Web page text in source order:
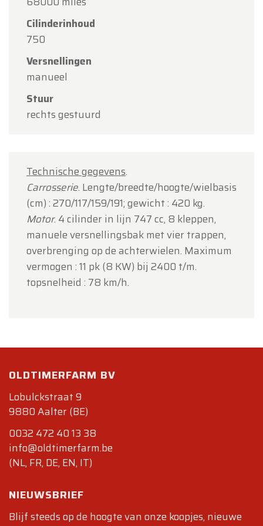
Cilinderinhoud
750
Versnellingen
manueel
Stuur
rechts gestuurd
Technische gegevens.
Carrosserie. Lengte/breedte/hoogte/wielbasis
(cm) : 270/117/159/191; gewicht : 420 kg.
Motor. 4 cilinder in lijn 747 cc, 8 kleppen,
manuele versnellingsbak met vier trappen,
overbrenging op de achterwielen. Maximum
vermogen : 11 pk (8 KW) bij 2400 t/m.
topsnelheid : 78 km/h.
OLDTIMERFARM BV
Lobulckstraat 9
9880 Aalter (BE)
0032 472 40 13 38
info@oldtimerfarm.be
(NL, FR, DE, EN, IT)
NIEUWSBRIEF
Blijf steeds op de hoogte van onze koopjes, nieuwe
Team Oldtimerfarm